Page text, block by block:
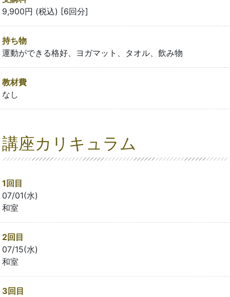
9,900円 (税込) [6回分]
持ち物
運動ができる格好、ヨガマット、タオル、飲み物
教材費
なし
講座カリキュラム
1回目
07/01(水)
和室
2回目
07/15(水)
和室
3回目